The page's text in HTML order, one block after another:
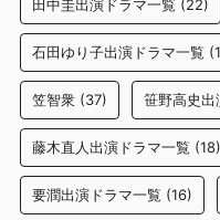
田中圭出演ドラマ一覧 (22)
石田ゆり子出演ドラマ一覧
笠智衆 (37) 笹野高史出
藤木直人出演ドラマ一覧 (18)
要潤出演ドラマ一覧 (16)